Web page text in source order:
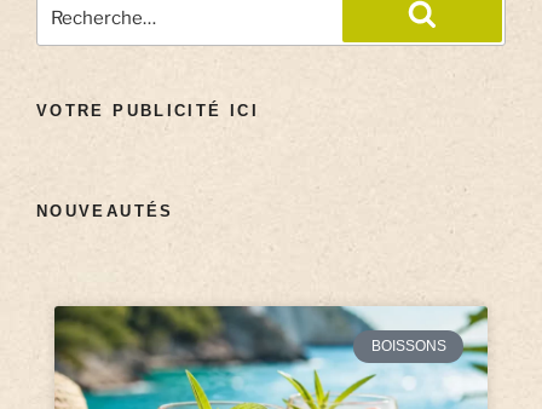
VOTRE PUBLICITÉ ICI
NOUVEAUTÉS
BOISSONS